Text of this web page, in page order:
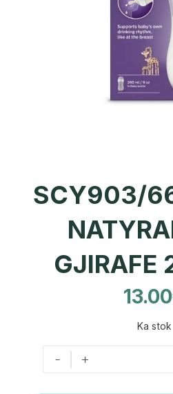
SCY903/
GJIRAFE
13.00
Ka stok
- +